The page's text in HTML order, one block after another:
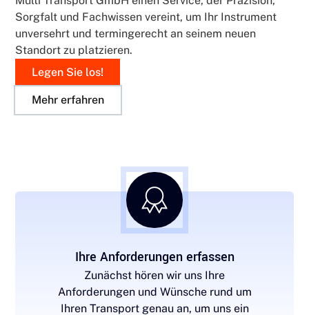
Sorgfalt und Fachwissen vereint, um Ihr Instrument
unversehrt und termingerecht an seinem neuen
Standort zu platzieren.
Legen Sie los!
Mehr erfahren
Ihre Anforderungen erfassen
Zunächst hören wir uns Ihre
Anforderungen und Wünsche rund um
Ihren Transport genau an, um uns ein